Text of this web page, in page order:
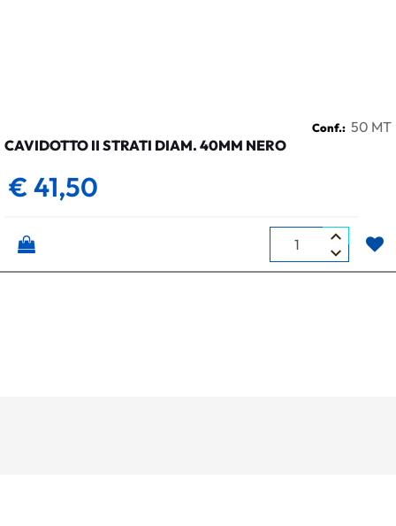
Conf.: 50 MT
CAVIDOTTO II STRATI DIAM. 40MM NERO
€ 41,50
Quantità